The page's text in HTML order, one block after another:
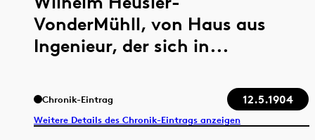
VonderMühll, von Haus aus
Ingenieur, der sich in...
Chronik-Eintrag 12.5.1904
Weitere Details des Chronik-Eintrags anzeigen